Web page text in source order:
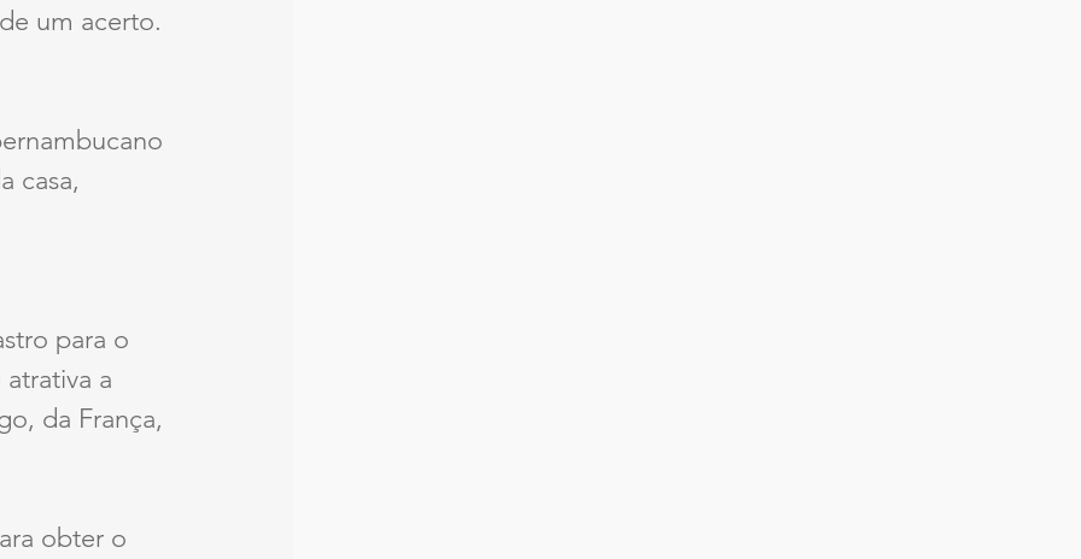
um acerto.
casa,
para o
a
da França,
obter o